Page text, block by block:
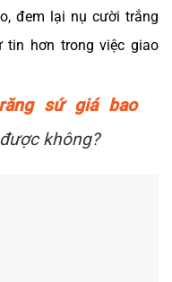
đem lại nụ cười trắng
tin hơn trong việc giao
sứ giá bao
không?